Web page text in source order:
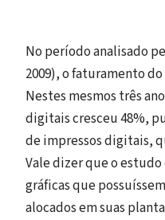
No período analisado
2009), o faturamento
Nestes mesmos três
digitais cresceu 48%,
de impressos digitais,
Vale dizer que o
gráficas que
alocados em suas